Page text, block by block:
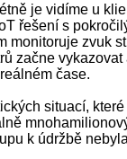
je vidíme u
řešení s
monitoruje zvuk
začne
čase.
situací,
k údržbě